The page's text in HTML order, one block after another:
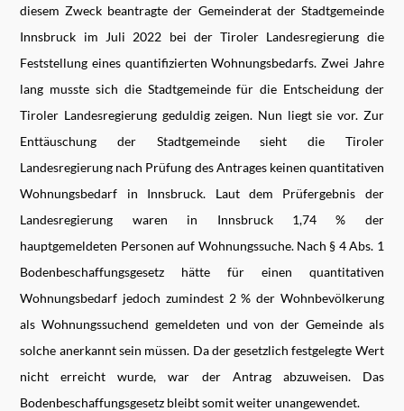
diesem Zweck beantragte der Gemeinderat der Stadtgemeinde
Innsbruck im Juli 2022 bei der Tiroler Landesregierung die
Feststellung eines quantifizierten Wohnungsbedarfs. Zwei Jahre
lang musste sich die Stadtgemeinde für die Entscheidung der
Tiroler Landesregierung geduldig zeigen. Nun liegt sie vor. Zur
Enttäuschung der Stadtgemeinde sieht die Tiroler
Landesregierung nach Prüfung des Antrages keinen quantitativen
Wohnungsbedarf in Innsbruck. Laut dem Prüfergebnis der
Landesregierung waren in Innsbruck 1,74 % der
hauptgemeldeten Personen auf Wohnungssuche. Nach § 4 Abs. 1
Bodenbeschaffungsgesetz hätte für einen quantitativen
Wohnungsbedarf jedoch zumindest 2 % der Wohnbevölkerung
als Wohnungssuchend gemeldeten und von der Gemeinde als
solche anerkannt sein müssen. Da der gesetzlich festgelegte Wert
nicht erreicht wurde, war der Antrag abzuweisen. Das
Bodenbeschaffungsgesetz bleibt somit weiter unangewendet.